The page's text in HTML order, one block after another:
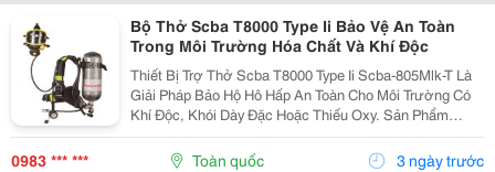
Bộ Thở Scba T8000 Type Ii Bảo Vệ An Toàn
Trong Môi Trường Hóa Chất Và Khí Độc
Thiết Bị Trợ Thở Scba T8000 Type Ii Scba-805Mlk-T Là
Giải Pháp Bảo Hộ Hô Hấp An Toàn Cho Môi Trường Có
Khí Độc, Khói Dày Đặc Hoặc Thiếu Oxy. Sản Phẩm
Được Nhiều Doanh Nghiệp Và Lực Lượng Pccc Lựa
Chọn Nhờ Khả Năng Cấp Khí Ổn Định, Độ Bền Cao Và
0983 *** *** Toàn quốc 3 ngày trước